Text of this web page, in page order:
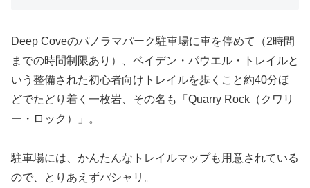
Deep Coveのパノラマパーク駐車場に車を停めて（2時間
までの時間制限あり）、ベイデン・パウエル・トレイルと
いう整備された初心者向けトレイルを歩くこと約40分ほ
どでたどり着く一枚岩、その名も「Quarry Rock（クワリ
ー・ロック）」。
駐車場には、かんたんなトレイルマップも用意されている
ので、とりあえずパシャリ。